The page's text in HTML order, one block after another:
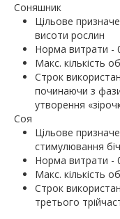
Соняшник
Цільове
висоти рослин
Норма витрати -
Макс. кількість
Строк
починаючи з
утворення
Соя
Цільове
стимулювання
Норма витрати -
Макс. кількість
Строк
третього